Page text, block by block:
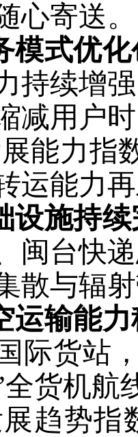
心寄送。
模式优
持续增
减用户
能力指
运能力
设施持
闽台快
散与辐
运输能
际货站
货机航
趋势指